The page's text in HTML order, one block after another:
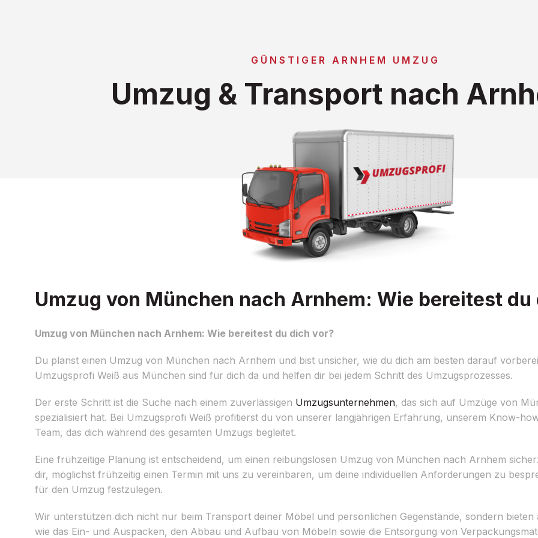
GÜNSTIGER ARNHEM UMZUG
Umzug & Transport nach
Umzug von München nach Arnhem: Wie bereitest du
Umzug von München nach Arnhem: Wie bereitest du dich vor?
Du planst einen Umzug von München nach Arnhem und bist unsicher, wie du dich am besten darauf
Umzugsprofi Weiß aus München sind für dich da und helfen dir bei jedem Schritt des Umzugsprozesses.
Der erste Schritt ist die Suche nach einem zuverlässigen Umzugsunternehmen, das sich auf Umzüge von
spezialisiert hat. Bei Umzugsprofi Weiß profitierst du von unserer langjährigen Erfahrung, unserem Know-
Team, das dich während des gesamten Umzugs begleitet.
Eine frühzeitige Planung ist entscheidend, um einen reibungslosen Umzug von München nach Arnhem
dir, möglichst frühzeitig einen Termin mit uns zu vereinbaren, um deine individuellen Anforderungen zu
für den Umzug festzulegen.
Wir unterstützen dich nicht nur beim Transport deiner Möbel und persönlichen Gegenstände, sondern
wie das Ein- und Auspacken, den Abbau und Aufbau von Möbeln sowie die Entsorgung von